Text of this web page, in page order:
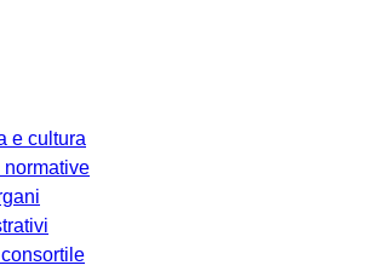
e cultura
normative